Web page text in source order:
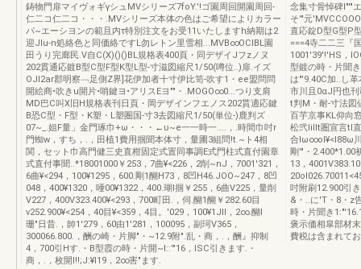
鋳物門扉マイヴォギγシュMVシリーズ7foY.'!ゴ園周回開園周回-
仁二コ仁二コ・・・.MVシリーズ本体の色はご希望によりカラー
パ~エーシヨンの範且内τ特別注文をお受11いたしますh納期は2
迎Jlu-n処絡色と同価絡ですL勿レトン里雪相...MVB∞OClBL園
田うり完廊民.V自C(X)()()BL規格表400頁・同デザイJフzノヌ
202貫通応鍍B型C型F型K型L型-寸滋図縮尺1/50(噂位..)扉.イズ
OJI2ar郡明察﹁足側Z界]花伊加者十寸伊比笥-吹す1・ee盟問問
開絵商•吹きu開片•哨鍵ヨ•アリスEヨ""・.MOGO∞0...つり支肩
MD巴C叫X旧H規格表刊日頁・岡デザインフエノス202貰適応鍵
B恐C型・F型・K塑・L塑圏国-寸3去図縮尺1/50(単位-)鹿判ズ
07~_.姐F量」金門琢巾+ω・・・←υ~e一一時一....，.時間巾吋r
門蜘w，すち，.，田植1費用掴聞本体寸，量圃3組問!t.~ト4相
関，セット巾高門健三史直柑固定式置同事調E式門柱式直付園章
式直付事聞..*18001000￥253，7曲¥<226，2削~nJ，7001'321，
6曲¥<294，100¥1295，600.剛1醐H73，8凹H46.JOO~247，8凹
048，400¥1320，唖00¥1322，400.瑚l掴￥255，6曲V225，量削
V227，400V323.400¥<293，700町田.，伺.醐1醐￥282.60目
v252.900¥<254，40目¥<359，4目。'029，100¥1Jll，2∞.醐l
珊"日昔.，帥1'279，60由1'281，100095，副珂V365，
300066.800.，酬の崎・片脚"・~12.9附".乱・商，.，酬』抑制
4，700引Hす.・B型霞の時・片開~I::'"16，ISC引きます.・
商，.，枚開l!!;J:¥l19，2∞害"ます.
念集寸骨悼碑l"'"
そ'"元
直応錠D型G型P
===4寺二二三『
1001'39'!'HS，
型鍍の時・片聞
は"'9.40C加..し
市川且0αJ円也
t判M・耐-寸法図
百芋京事KL仰向
松弐Iillt圏宣言tl
合lω∞oI¥<l88ω川
剛'"・2.400*1.00
13，
吋附刷12.900引
&・..に'T・8・z
時・片聞き
褒示価相皐部材
費税は含まれて